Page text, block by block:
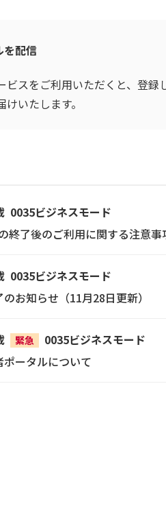
を配信
スをご利用いただくと、登録
いたします。
0035ビジネスモード
終了後のご利用に関する注意事
0035ビジネスモード
お知らせ（11月28日更新）
緊急
0035ビジネスモード
ータルについて